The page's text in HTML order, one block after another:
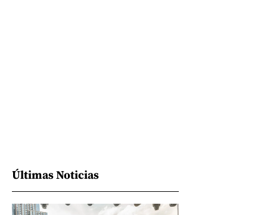
Últimas Noticias